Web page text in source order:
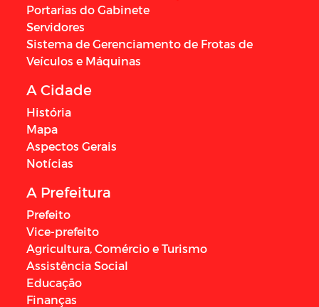
Portarias do Gabinete
Servidores
Sistema de Gerenciamento de Frotas de
Veículos e Máquinas
A Cidade
História
Mapa
Aspectos Gerais
Notícias
A Prefeitura
Prefeito
Vice-prefeito
Agricultura, Comércio e Turismo
Assistência Social
Educação
Finanças